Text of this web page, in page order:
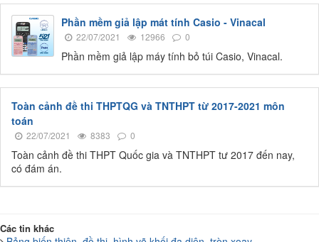
Phần mềm giả lập mát tính Casio - Vinacal
22/07/2021 12966 0
Phần mềm giả lập máy tính bỏ túi Casio, Vinacal.
Toàn cảnh đề thi THPTQG và TNTHPT từ 2017-2021 môn
toán
22/07/2021 8383 0
Toàn cảnh đề thi THPT Quốc gia và TNTHPT tư 2017 đến nay,
có đám án.
Các tin khác